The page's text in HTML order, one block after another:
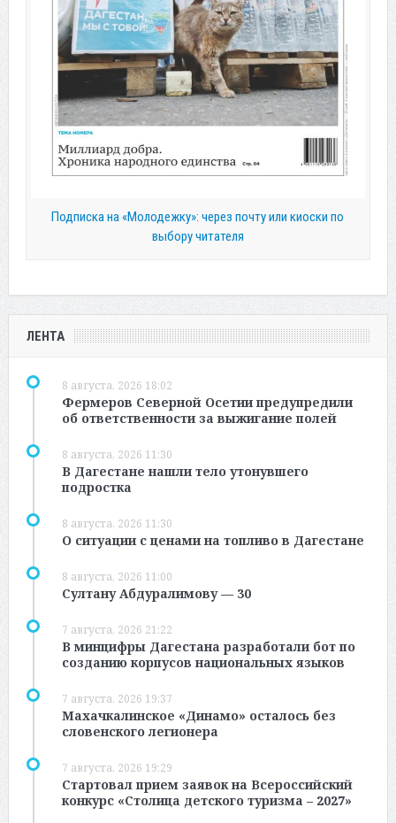
Подписка на «Молодежку»: через почту или киоски по
выбору читателя
ЛЕНТА
8 августа, 2026 18:02
Фермеров Северной Осетии предупредили
об ответственности за выжигание полей
8 августа, 2026 11:30
В Дагестане нашли тело утонувшего
подростка
8 августа, 2026 11:30
О ситуации с ценами на топливо в Дагестане
8 августа, 2026 11:00
Султану Абдуралимову — 30
7 августа, 2026 21:22
В минцифры Дагестана разработали бот по
созданию корпусов национальных языков
7 августа, 2026 19:37
Махачкалинское «Динамо» осталось без
словенского легионера
7 августа, 2026 19:29
Стартовал прием заявок на Всероссийский
конкурс «Столица детского туризма – 2027»